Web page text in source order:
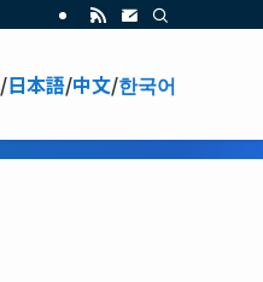
/日本語/中文/한국어